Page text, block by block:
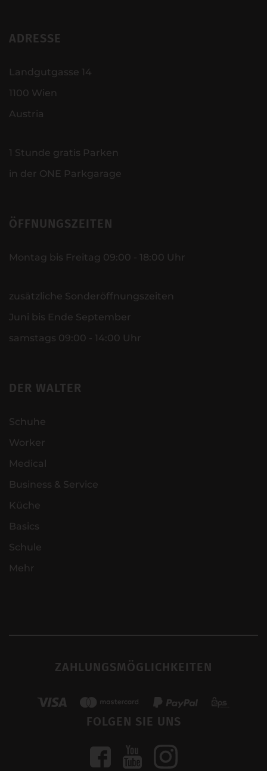
ADRESSE
Landgutgasse 14
1100 Wien
Austria
1 Stunde gratis Parken
in der ONE Parkgarage
ÖFFNUNGSZEITEN
Montag bis Freitag 09:00 - 18:00 Uhr
zusätzliche Sonderöffnungszeiten
Juni bis Ende September
samstags 09:00 - 14:00 Uhr
DER WALTER
Schuhe
Worker
Medical
Business & Service
Küche
Basics
Schule
Mehr
ZAHLUNGSMÖGLICHKEITEN
FOLGEN SIE UNS